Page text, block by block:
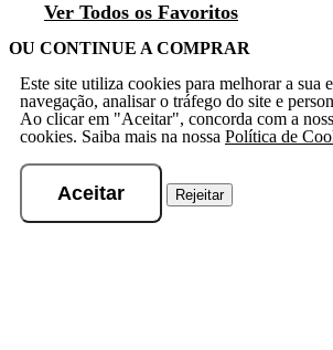
Ver Todos os Favoritos
OU CONTINUE A COMPRAR
Este site utiliza cookies para melhorar a sua
navegação, analisar o tráfego do site e
Ao clicar em "Aceitar", concorda com a
cookies. Saiba mais na nossa Política de
Aceitar Rejeitar